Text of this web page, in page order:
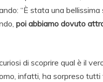
“È stata una
poi abbiamo dovuto
di scoprire qual è il
infatti, ha sorpreso